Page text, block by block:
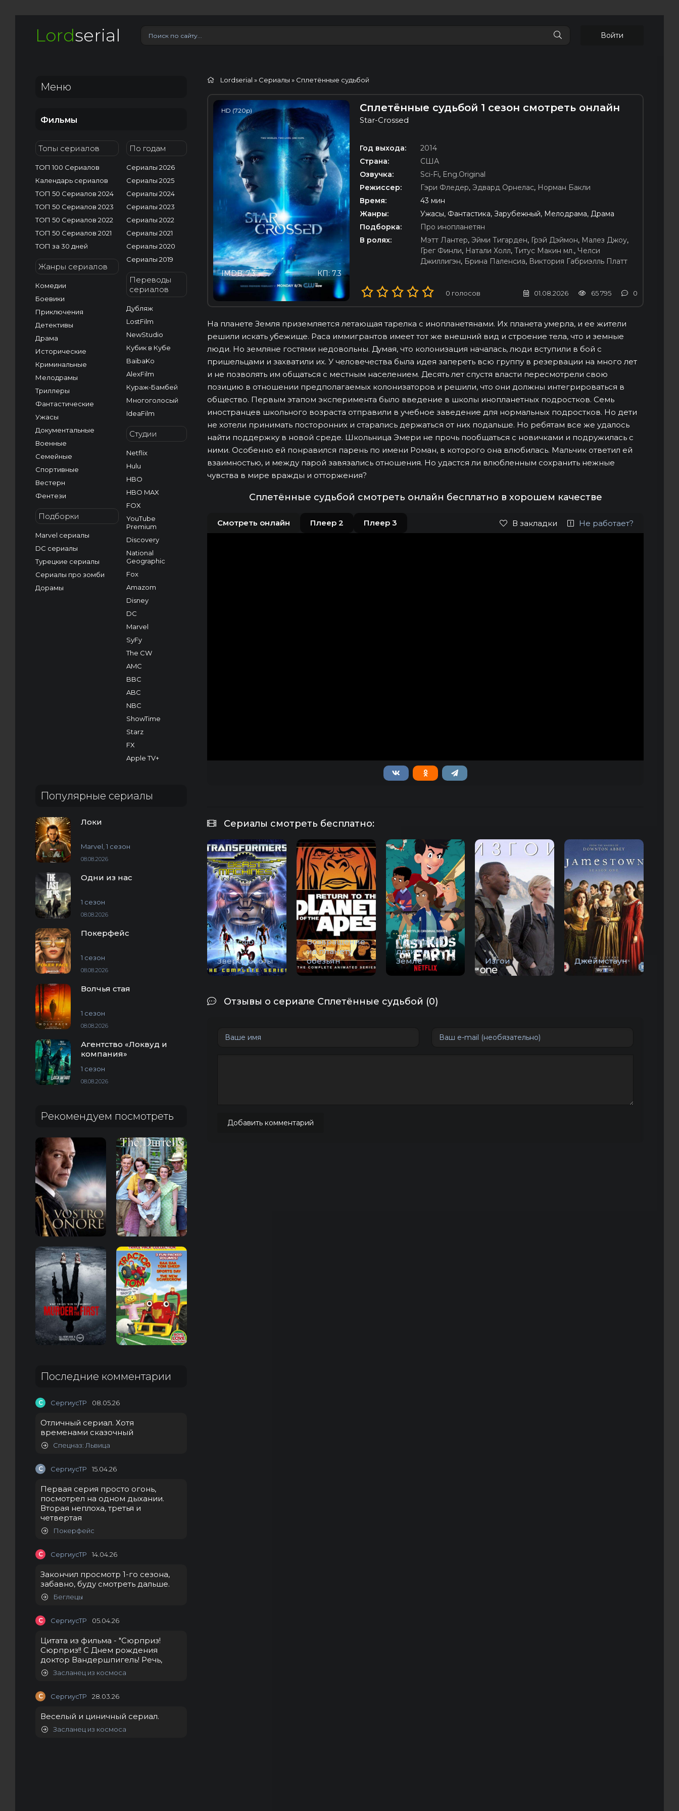
Lordserial Войти
Меню
Фильмы
Топы сериалов
ТОП 100 Сериалов
Календарь сериалов
ТОП 50 Сериалов 2024
ТОП 50 Сериалов 2023
ТОП 50 Сериалов 2022
ТОП 50 Сериалов 2021
ТОП за 30 дней
Жанры сериалов
Комедии
Боевики
Приключения
Детективы
Драма
Исторические
Криминальные
Мелодрамы
Триллеры
Фантастические
Ужасы
Документальные
Военные
Семейные
Спортивные
Вестерн
Фентези
Подборки
Marvel сериалы
DC сериалы
Турецкие сериалы
Сериалы про зомби
Дорамы
По годам
Сериалы 2026
Сериалы 2025
Сериалы 2024
Сериалы 2023
Сериалы 2022
Сериалы 2021
Сериалы 2020
Сериалы 2019
Переводы
сериалов
Дубляж
LostFilm
NewStudio
Кубик в Кубе
BaibaKo
AlexFilm
Кураж-Бамбей
Многоголосый
IdeaFilm
Студии
Netflix
Hulu
HBO
HBO MAX
FOX
YouTube
Premium
Discovery
National
Geographic
Fox
Amazom
Disney
DC
Marvel
SyFy
The CW
AMC
BBC
ABC
NBC
ShowTime
Starz
FX
Apple TV+
Популярные сериалы
Локи
Marvel, 1 сезон
08.08.2026
Одни из нас
1 сезон
08.08.2026
Покерфейс
1 сезон
08.08.2026
Волчья стая
1 сезон
08.08.2026
Агентство «Локвуд и
компания»
1 сезон
08.08.2026
Рекомендуем посмотреть
Последние комментарии
С СергиусТР 08.05.26
Отличный сериал. Хотя
временами сказочный
Спецназ: Львица
С СергиусТР 15.04.26
Первая серия просто огонь,
посмотрел на одном дыхании.
Вторая неплоха, третья и
четвертая
Покерфейс
С СергиусТР 14.04.26
Закончил просмотр 1-го сезона,
забавно, буду смотреть дальше.
Беглецы
С СергиусТР 05.04.26
Цитата из фильма - "Сюрприз!
Сюрприз!! С Днем рождения
доктор Вандершпигель! Речь,
Засланец из космоса
С СергиусТР 28.03.26
Веселый и циничный сериал.
Засланец из космоса
Lordserial » Сериалы » Сплетённые судьбой
HD (720p)
КП: 7.3
IMDB: 7.3
Сплетённые судьбой 1 сезон смотреть онлайн
Star-Crossed
Год выхода:
2014
Страна:
США
Озвучка:
Sci-Fi, Eng.Original
Режиссер:
Гэри Фледер, Эдвард Орнелас, Норман Бакли
Время:
43 мин
Жанры:
Ужасы, Фантастика, Зарубежный, Мелодрама, Драма
Подборка:
Про инопланетян
В ролях:
Мэтт Лантер, Эйми Тигарден, Грэй Дэймон, Малез Джоу,
Грег Финли, Натали Холл, Титус Макин мл., Челси
Джиллигэн, Брина Паленсиа, Виктория Габриэлль Платт
0 голосов 01.08.2026 65 795 0
На планете Земля приземляется летающая тарелка с инопланетянами. Их планета умерла, и ее жители
решили искать убежище. Раса иммигрантов имеет тот же внешний вид и строение тела, что и земные
люди. Но земляне гостями недовольны. Думая, что колонизация началась, люди вступили в бой с
пришельцами и захватили их. У человечества была идея запереть всю группу в резервации на много лет
и не позволять им общаться с местным населением. Десять лет спустя власти пересмотрели свою
позицию в отношении предполагаемых колонизаторов и решили, что они должны интегрироваться в
общество. Первым этапом эксперимента было введение в школы инопланетных подростков. Семь
иностранцев школьного возраста отправили в учебное заведение для нормальных подростков. Но дети
не хотели принимать посторонних и старались держаться от них подальше. Но ребятам все же удалось
найти поддержку в новой среде. Школьница Эмери не прочь пообщаться с новичками и подружилась с
ними. Особенно ей понравился парень по имени Роман, в которого она влюбилась. Мальчик ответил ей
взаимностью, и между парой завязались отношения. Но удастся ли влюбленным сохранить нежные
чувства в мире вражды и отторжения?
Сплетённые судьбой смотреть онлайн бесплатно в хорошем качестве
Смотреть онлайн Плеер 2 Плеер 3 В закладки Не работает?
Сериалы смотреть бесплатно:
Трансформе
ры:
Зверороботы
Возвращение
на планету
обезьян
Последние
дети на
Земле
Изгои Джеймстаун
Отзывы о сериале Сплетённые судьбой (0)
Добавить комментарий